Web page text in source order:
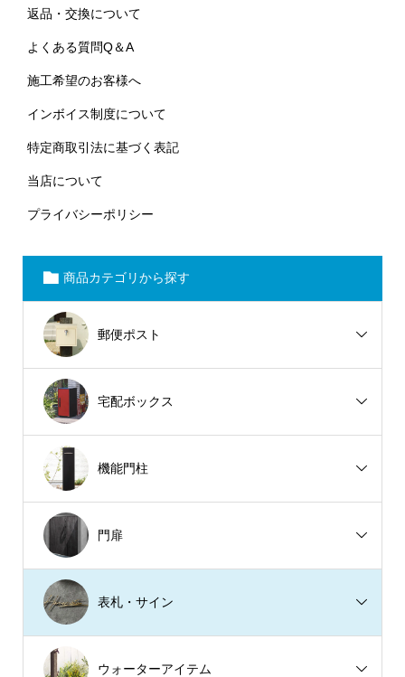
返品・交換について
よくある質問Q＆A
施工希望のお客様へ
インボイス制度について
特定商取引法に基づく表記
当店について
プライバシーポリシー
商品カテゴリから探す
郵便ポスト
宅配ボックス
機能門柱
門扉
表札・サイン
ウォーターアイテム